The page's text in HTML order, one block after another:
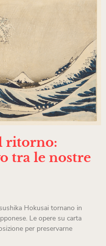
ritorno:
tra le nostre
Hokusai tornano in
Le opere su carta
per preservarne